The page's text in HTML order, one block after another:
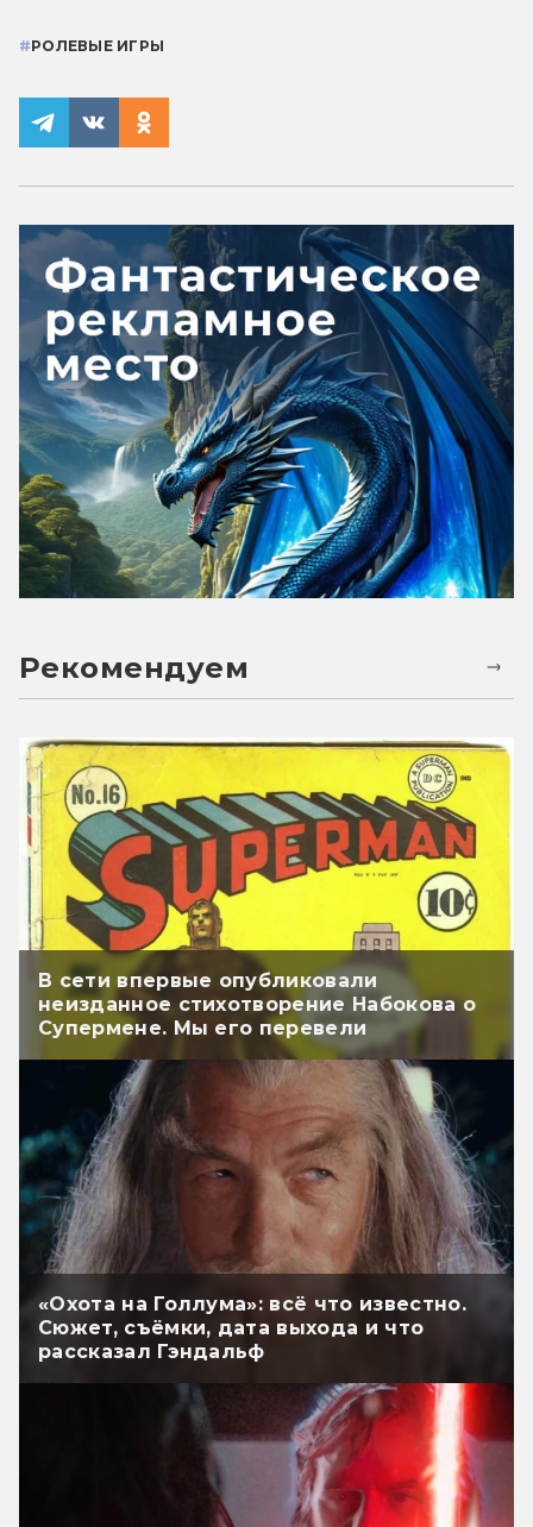
#РОЛЕВЫЕ ИГРЫ
Рекомендуем
В сети впервые опубликовали
неизданное стихотворение Набокова о
Супермене. Мы его перевели
«Охота на Голлума»: всё что известно.
Сюжет, съёмки, дата выхода и что
рассказал Гэндальф